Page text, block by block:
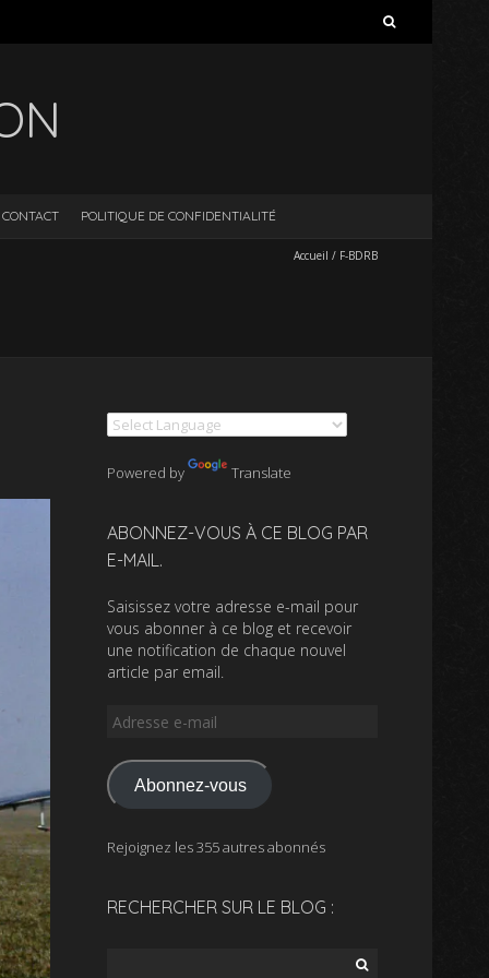
CONTACT POLITIQUE DE CONFIDENTIALITÉ
Accueil / F-BDRB
Powered by Translate
ABONNEZ-VOUS À CE BLOG PAR
E-MAIL.
Saisissez votre adresse e-mail pour
vous abonner à ce blog et recevoir
une notification de chaque nouvel
article par email.
Adresse
mail
Abonnez-vous
Rejoignez les 355 autres abonnés
RECHERCHER SUR LE BLOG :